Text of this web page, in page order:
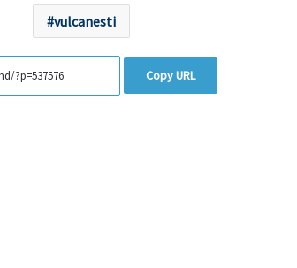
vulcanesti
Copy URL